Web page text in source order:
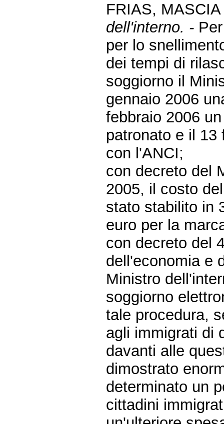
FRIAS,
dell'interno. -
per lo
dei tempi di
soggiorno il
gennaio 2006
febbraio 2006
patronato e il 13
con l'ANCI;
con decreto del
2005, il costo
stato stabilito in
euro per la
con decreto del
dell'economia e
Ministro
soggiorno
tale procedura,
agli immigrati di
davanti alle
dimostrato
determinato un
cittadini